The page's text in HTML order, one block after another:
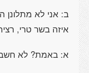
ב: אני לא מתלונן
איזה בשר טרי,
א: באמת? לא